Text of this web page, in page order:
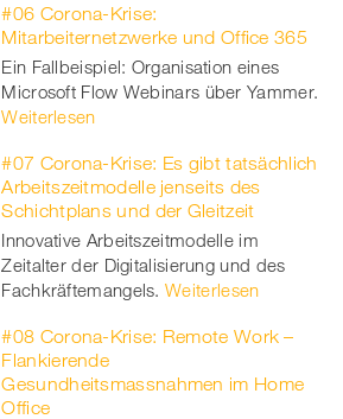
#06 Corona-Krise:
Mitarbeiternetzwerke und Office 365
Ein Fallbeispiel: Organisation eines
Microsoft Flow Webinars über Yammer.
Weiterlesen
#07 Corona-Krise: Es gibt tatsächlich
Arbeitszeitmodelle jenseits des
Schichtplans und der Gleitzeit
Innovative Arbeitszeitmodelle im
Zeitalter der Digitalisierung und des
Fachkräftemangels. Weiterlesen
#08 Corona-Krise: Remote Work –
Flankierende
Gesundheitsmassnahmen im Home
Office